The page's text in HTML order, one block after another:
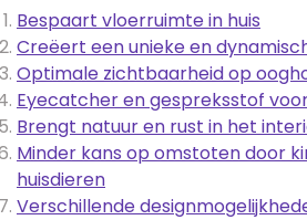
Bespaart vloerruimte in huis
Creëert een unieke en
Optimale zichtbaarheid op
Eyecatcher en gespreksstof
Brengt natuur en rust in het
Minder kans op omstoten door
huisdieren
Verschillende